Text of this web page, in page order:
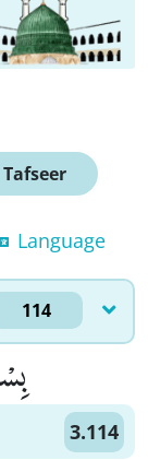
Tafseer
Language
114
3.114